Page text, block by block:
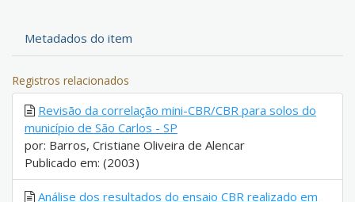
Metadados do item
Registros relacionados
Revisão da correlação mini-CBR/CBR para solos do
município de São Carlos - SP
por: Barros, Cristiane Oliveira de Alencar
Publicado em: (2003)
Análise dos resultados do ensaio CBR realizado em